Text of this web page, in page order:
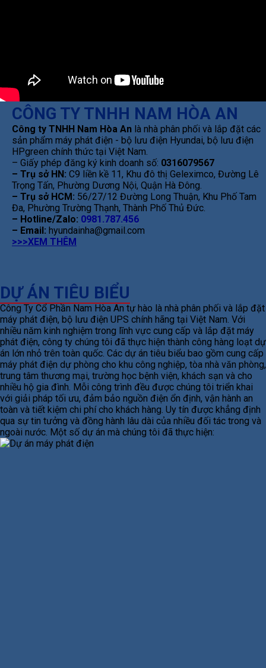
CÔNG TY TNHH NAM HÒA AN
Công ty TNHH Nam Hòa An là nhà phân phối và lắp đặt các
sản phẩm máy phát điện - bộ lưu điện Hyundai, bộ lưu điện
HPgreen chính thức tại Việt Nam.
– Giấy phép đăng ký kinh doanh số: 0316079567
– Trụ sở HN: C9 liền kề 11, Khu đô thị Geleximco, Đường Lê
Trọng Tấn, Phường Dương Nội, Quận Hà Đông.
– Trụ sở HCM: 56/27/12 Đường Long Thuận, Khu Phố Tam
Đa, Phường Trường Thạnh, Thành Phố Thủ Đức.
– Hotline/Zalo: 0981.787.456
– Email: hyundainha@gmail.com
>>>XEM THÊM
DỰ ÁN TIÊU BIỂU
Công Ty Cổ Phần Nam Hòa An tự hào là nhà phân phối và lắp đặt
máy phát điện, bộ lưu điện UPS chính hãng tại Việt Nam. Với
nhiều năm kinh nghiệm trong lĩnh vực cung cấp và lắp đặt máy
phát điện, công ty chúng tôi đã thực hiện thành công hàng loạt dự
án lớn nhỏ trên toàn quốc. Các dự án tiêu biểu bao gồm cung cấp
máy phát điện dự phòng cho khu công nghiệp, tòa nhà văn phòng,
trung tâm thương mại, trường học bệnh viện, khách sạn và cho
nhiều hộ gia đình. Mỗi công trình đều được chúng tôi triển khai
với giải pháp tối ưu, đảm bảo nguồn điện ổn định, vận hành an
toàn và tiết kiệm chi phí cho khách hàng. Uy tín được khẳng định
qua sự tin tưởng và đồng hành lâu dài của nhiều đối tác trong và
ngoài nước. Một số dự án mà chúng tôi đã thực hiện: